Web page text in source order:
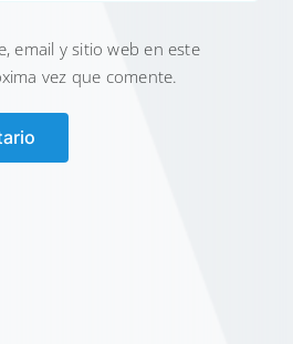
email y sitio web en este
vez que comente.